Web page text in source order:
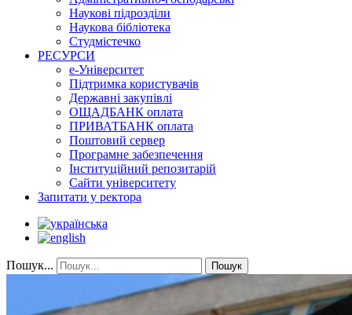
Наукові підрозділи
Наукова бібліотека
Студмістечко
РЕСУРСИ
е-Університет
Підтримка користувачів
Державні закупівлі
ОЩАДБАНК оплата
ПРИВАТБАНК оплата
Поштовий сервер
Програмне забезпечення
Інституційний репозитарій
Сайти університету
Запитати у ректора
Пошук... Пошук